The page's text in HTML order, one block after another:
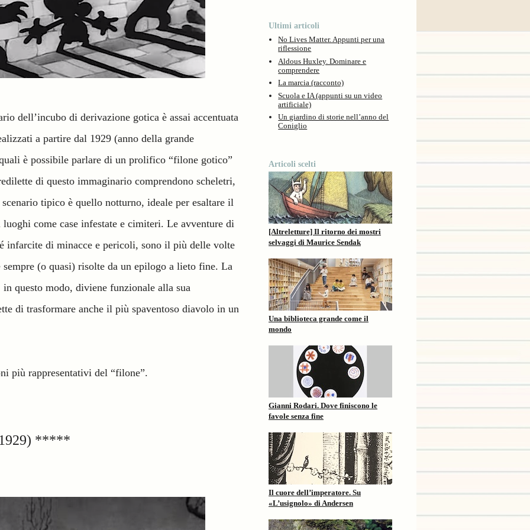
dell’incubo di derivazione gotica è assai accentuata
a partire dal 1929 (anno della grande
è possibile parlare di un prolifico “filone gotico”
di questo immaginario comprendono scheletri,
tipico è quello notturno, ideale per esaltare il
come case infestate e cimiteri. Le avventure di
infarcite di minacce e pericoli, sono il più delle volte
(o quasi) risolte da un epilogo a lieto fine. La
in questo modo, diviene funzionale alla sua
di trasformare anche il più spaventoso diavolo in un
più rappresentativi del “filone”.
*****
Ultimi articoli
No Lives Matter. Appunti per una
riflessione
Aldous Huxley. Dominare e
comprendere
La marcia (racconto)
Scuola e IA (appunti su un video
artificiale)
Un giardino di storie nell’anno del
Coniglio
Articoli scelti
[Altreletture] Il ritorno dei mostri
selvaggi di Maurice Sendak
Una biblioteca grande come il
mondo
Gianni Rodari. Dove finiscono le
favole senza fine
Il cuore dell’imperatore. Su
«L’usignolo» di Andersen